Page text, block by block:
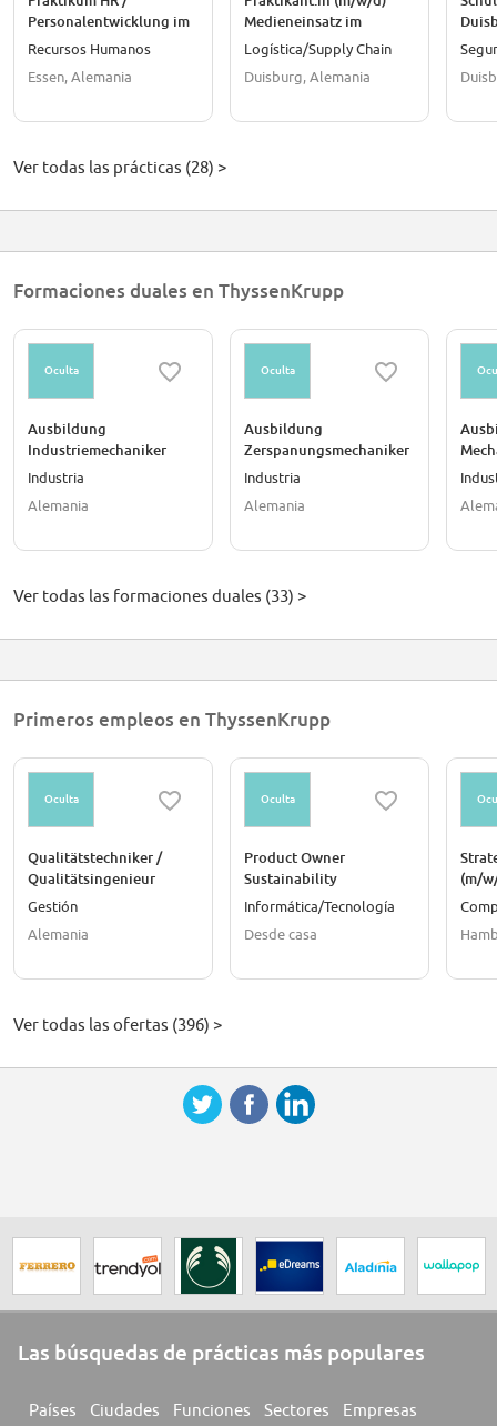
Personalentwicklung im
Bereich Ausbildung
Recursos Humanos
Essen, Alemania
Medieneinsatz im
Bereich Downstream
Logística/Supply Chain
Duisburg, Alemania
Ver todas las prácticas (28) >
Formaciones duales en ThyssenKrupp
Oculta
Ausbildung
Industriemechaniker
Fachrichtung
(m/w/divers) - Start
Industria
Alemania
Oculta
Ausbildung
Zerspanungsmechaniker
(m/w/divers) - Start
Industria
Alemania
Start
Ver todas las formaciones duales (33) >
Primeros empleos en ThyssenKrupp
Oculta
Qualitätstechniker /
Qualitätsingenieur
(m/w/d)
Gestión
Alemania
Oculta
Product Owner
Sustainability
(Procurement) (m/w/d)
Informática/Tecnología
Desde casa
(m/
Ver todas las ofertas (396) >
Las búsquedas de prácticas más populares
Países Ciudades Funciones Sectores Empresas